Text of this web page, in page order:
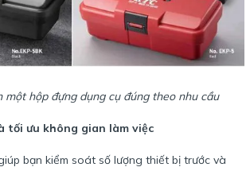
một hộp đựng dụng cụ đúng theo nhu cầu
tối ưu không gian làm việc
bạn kiểm soát số lượng thiết bị trước và